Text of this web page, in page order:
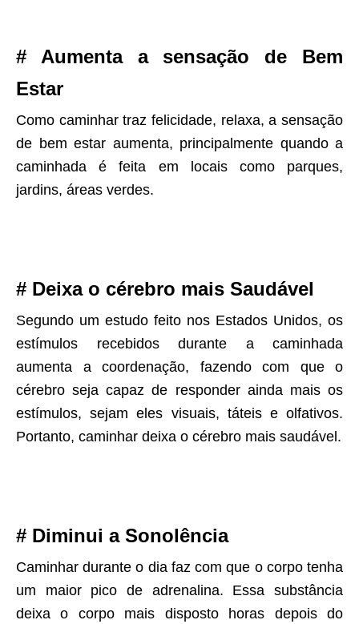
# Aumenta a sensação de Bem
Estar
Como caminhar traz felicidade, relaxa, a sensação
de bem estar aumenta, principalmente quando a
caminhada é feita em locais como parques,
jardins, áreas verdes.
# Deixa o cérebro mais Saudável
Segundo um estudo feito nos Estados Unidos, os
estímulos recebidos durante a caminhada
aumenta a coordenação, fazendo com que o
cérebro seja capaz de responder ainda mais os
estímulos, sejam eles visuais, táteis e olfativos.
Portanto, caminhar deixa o cérebro mais saudável.
# Diminui a Sonolência
Caminhar durante o dia faz com que o corpo tenha
um maior pico de adrenalina. Essa substância
deixa o corpo mais disposto horas depois do